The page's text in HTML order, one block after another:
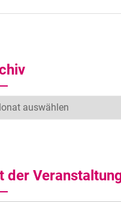
der